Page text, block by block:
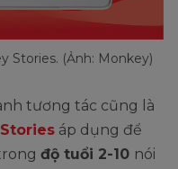
Stories. (Ảnh: Monkey)
tương tác cũng là
áp dụng để
độ tuổi 2-10 nói